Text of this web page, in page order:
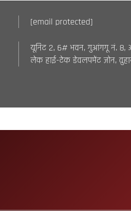
[email protected]
यूनिट 2, 6# भवन, गुआंगगू नं. 8,
लेक हाई-टेक डेवलपमेंट ज़ोन,